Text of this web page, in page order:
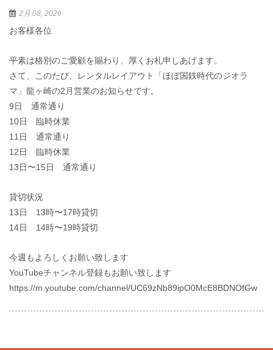
2月 08, 2026
お客様各位
平素は格別のご愛顧を賜わり、厚くお礼申しあげます。
さて、このたび、レンタルレイアウト「ほぼ国鉄時代のジオラ
マ」龍ヶ崎の2月営業のお知らせです。
9日 通常通り
10日 臨時休業
11日 通常通り
12日 臨時休業
13日〜15日 通常通り
貸切状況
13日 13時〜17時貸切
14日 14時〜19時貸切
今週もよろしくお願い致します
YouTubeチャンネル登録もお願い致します
https://m.youtube.com/channel/UC69zNb89ipO0McE8BDNOfGw